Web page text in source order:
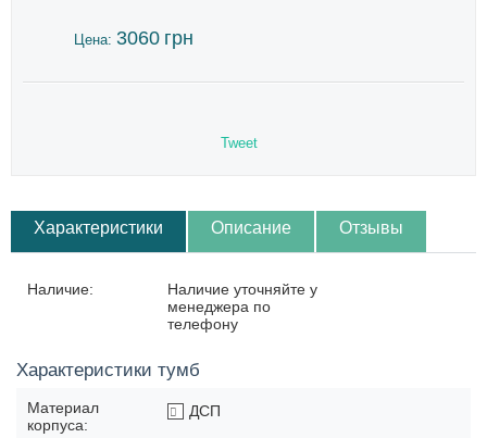
Цена: 3060 грн
Tweet
Характеристики Описание Отзывы
Наличие:
Наличие уточняйте у
менеджера по
телефону
Характеристики тумб
Материал
корпуса:
ДСП